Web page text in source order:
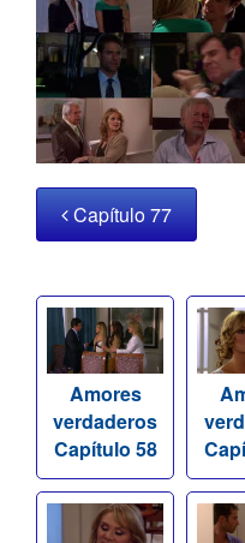
Capítulo 77
Amores
verdaderos
Capítulo 58